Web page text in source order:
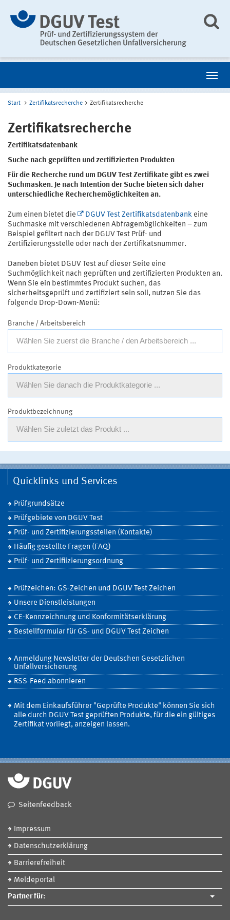
Start Zertifikatsrecherche Zertifikatsrecherche
Zertifikatsrecherche
Zertifikatsdatenbank
Suche nach geprüften und zertifizierten Produkten
Für die Recherche rund um DGUV Test Zertifikate gibt es zwei
Suchmasken. Je nach Intention der Suche bieten sich daher
unterschiedliche Recherchemöglichkeiten an.
Zum einen bietet die DGUV Test Zertifikatsdatenbank eine
Suchmaske mit verschiedenen Abfragemöglichkeiten – zum
Beispiel gefiltert nach der DGUV Test Prüf- und
Zertifizierungsstelle oder nach der Zertifikatsnummer.
Daneben bietet DGUV Test auf dieser Seite eine
Suchmöglichkeit nach geprüften und zertifizierten Produkten an.
Wenn Sie ein bestimmtes Produkt suchen, das
sicherheitsgeprüft und zertifiziert sein soll, nutzen Sie das
folgende Drop-Down-Menü:
Branche / Arbeitsbereich
Wählen Sie zuerst die Branche / den Arbeitsbereich ...
Produktkategorie
Wählen Sie danach die Produktkategorie ...
Produktbezeichnung
Wählen Sie zuletzt das Produkt ...
Quicklinks und Services
Prüfgrundsätze
Prüfgebiete von DGUV Test
Prüf- und Zertifizierungsstellen (Kontakte)
Häufig gestellte Fragen (FAQ)
Prüf- und Zertifiizierungsordnung
Prüfzeichen: GS-Zeichen und DGUV Test Zeichen
Unsere Dienstleistungen
CE-Kennzeichnung und Konformitätserklärung
Bestellformular für GS- und DGUV Test Zeichen
Anmeldung Newsletter der Deutschen Gesetzlichen
Unfallversicherung
RSS-Feed abonnieren
Mit dem Einkaufsführer "Geprüfte Produkte" können Sie sich
alle durch DGUV Test geprüften Produkte, für die ein gültiges
Zertifikat vorliegt, anzeigen lassen.
Seitenfeedback
Impressum
Datenschutzerklärung
Barrierefreiheit
Meldeportal
Partner für: